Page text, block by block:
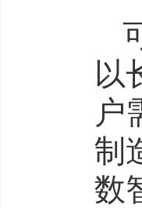
以
户
制
数